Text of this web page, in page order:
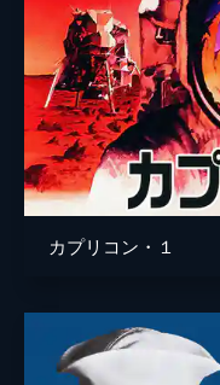
監督
脚本
カプリコン・１